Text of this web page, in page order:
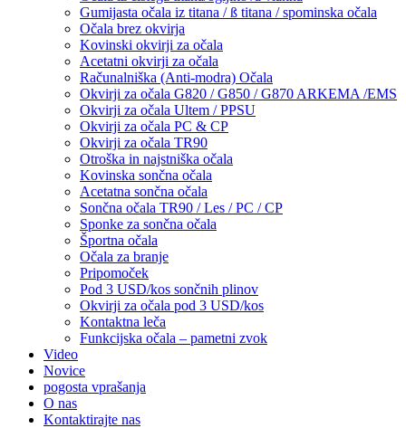
Gumijasta očala iz titana / ß titana / spominska očala
Očala brez okvirja
Kovinski okvirji za očala
Acetatni okvirji za očala
Računalniška (Anti-modra) Očala
Okvirji za očala G820 / G850 / G870 ARKEMA /EMS
Okvirji za očala Ultem / PPSU
Okvirji za očala PC & CP
Okvirji za očala TR90
Otroška in najstniška očala
Kovinska sončna očala
Acetatna sončna očala
Sončna očala TR90 / Les / PC / CP
Sponke za sončna očala
Športna očala
Očala za branje
Pripomoček
Pod 3 USD/kos sončnih plinov
Okvirji za očala pod 3 USD/kos
Kontaktna leča
Funkcijska očala – pametni zvok
Video
Novice
pogosta vprašanja
O nas
Kontaktirajte nas